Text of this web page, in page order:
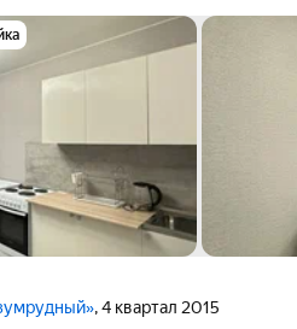
, 4 квартал 2015